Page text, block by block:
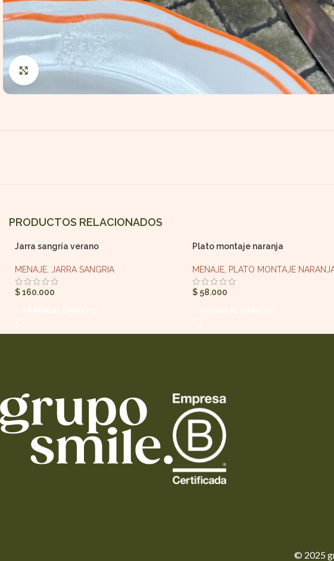
Haga Click para agrandar
PRODUCTOS RELACIONADOS
Jarra sangría verano
MENAJE JARRA SANGRIA
$160.000
Plato montaje naranja
MENAJE PLATO MONTAJE
$ 58.000
© 2025